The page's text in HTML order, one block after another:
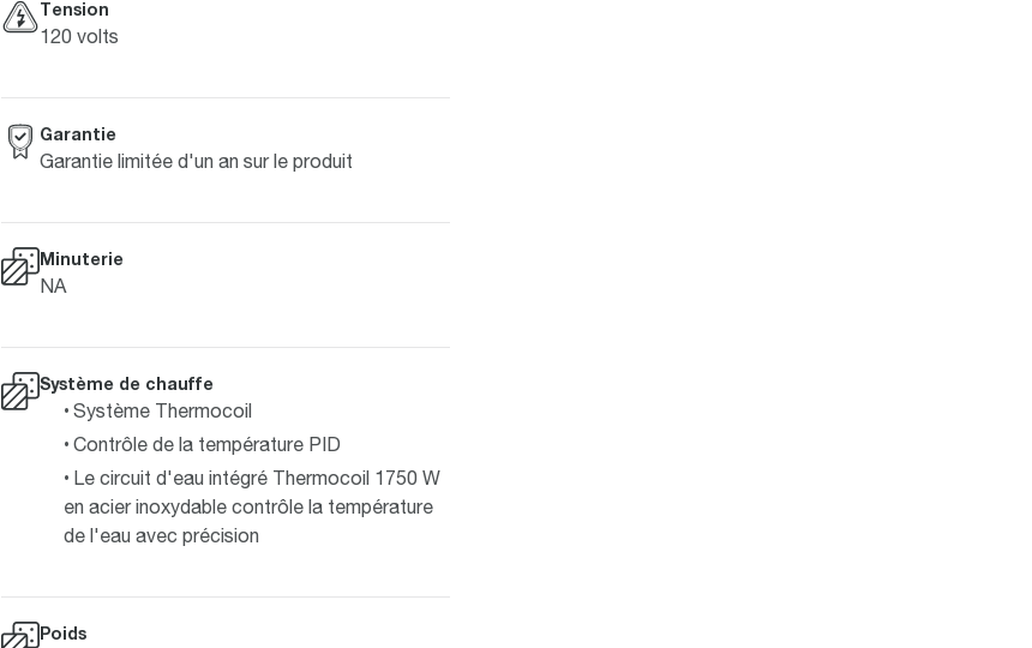
Tension
120 volts
Garantie
Garantie limitée d'un an sur le produit
Minuterie
NA
Système de chauffe
Système Thermocoil
Contrôle de la température PID
Le circuit d'eau intégré Thermocoil 1750 W
en acier inoxydable contrôle la température
de l'eau avec précision
Poids